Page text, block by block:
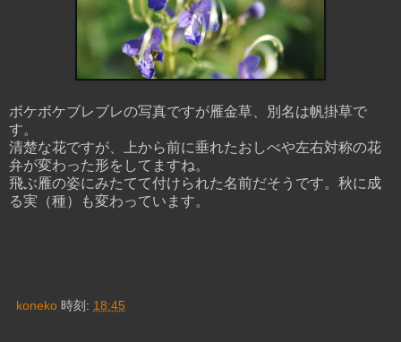
ボケボケブレブレの写真ですが雁金草、別名は帆掛草で
す。
清楚な花ですが、上から前に垂れたおしべや左右対称の花
弁が変わった形をしてますね。
飛ぶ雁の姿にみたてて付けられた名前だそうです。秋に成
る実（種）も変わっています。
koneko 時刻: 18:45